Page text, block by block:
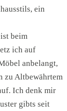
ein
beim
ich auf
anbelangt,
zu Altbewährtem
Ich denk mir
gibts seit